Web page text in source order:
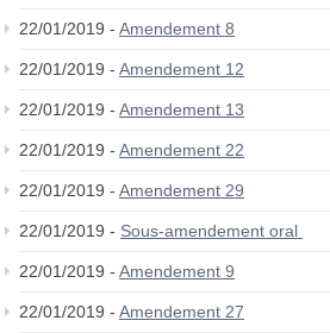
22/01/2019 - Amendement 8
22/01/2019 - Amendement 12
22/01/2019 - Amendement 13
22/01/2019 - Amendement 22
22/01/2019 - Amendement 29
22/01/2019 - Sous-amendement oral
22/01/2019 - Amendement 9
22/01/2019 - Amendement 27